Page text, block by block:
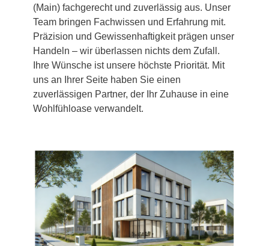
(Main) fachgerecht und zuverlässig aus. Unser
Team bringen Fachwissen und Erfahrung mit.
Präzision und Gewissenhaftigkeit prägen unser
Handeln – wir überlassen nichts dem Zufall.
Ihre Wünsche ist unsere höchste Priorität. Mit
uns an Ihrer Seite haben Sie einen
zuverlässigen Partner, der Ihr Zuhause in eine
Wohlfühloase verwandelt.